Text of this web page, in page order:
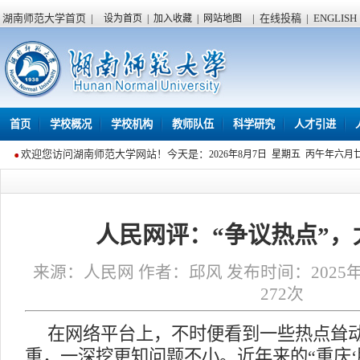
湖南师范大学首页 | 设为首页 加入收藏 网站地图 | 在线投稿 | ENGLISH
首页 学校概况 学校机构 教师队伍 科学研究 人才引进
欢迎您访问湖南师范大学网站！今天是： 2026年8月7日 星期五 丙午年六月
人民网评：“争议热点”
来源：人民网 作者：邱风 发布时间：2025
272次
在网络平台上，不时便看到一些热点耸